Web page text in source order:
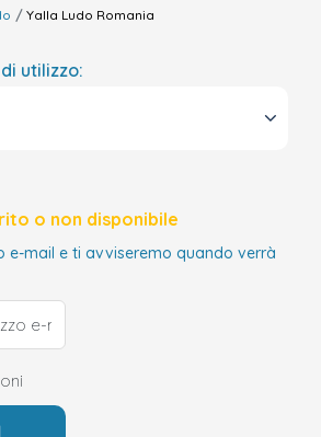
Yalla Ludo Romania
utilizzo:
o non disponibile
e-mail e ti avviseremo quando verrà